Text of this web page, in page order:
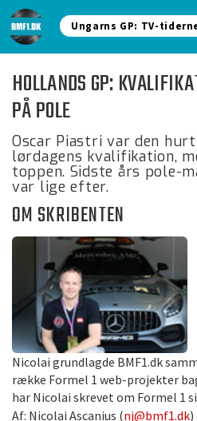
Ungarns GP: TV-
HOLLANDS GP:
PÅ POLE
Oscar Piastri var den
lørdagens kvalifikation,
toppen. Sidste års pole-
var lige efter.
OM SKRIBENTEN
Nicolai grundlagde BMF1.dk
række Formel 1 web-projekter
har Nicolai skrevet om Formel 1
Af: Nicolai Ascanius (nj@bmf1.dk)